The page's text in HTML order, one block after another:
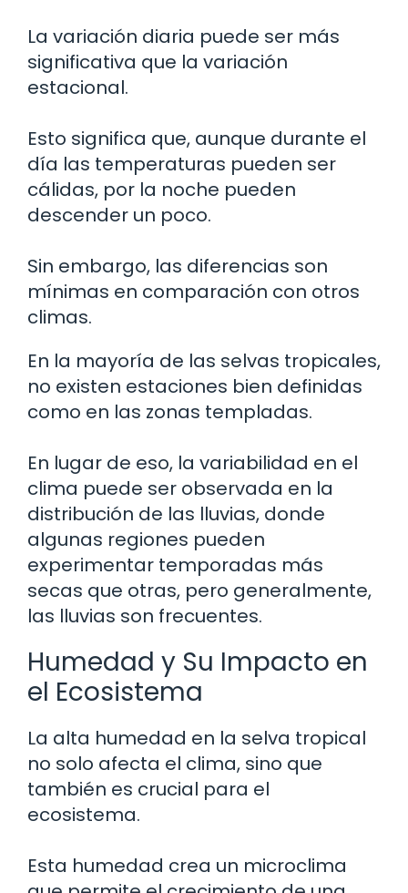
La variación diaria puede ser más
significativa que la variación
estacional.
Esto significa que, aunque durante el
día las temperaturas pueden ser
cálidas, por la noche pueden
descender un poco.
Sin embargo, las diferencias son
mínimas en comparación con otros
climas.
En la mayoría de las selvas tropicales,
no existen estaciones bien definidas
como en las zonas templadas.
En lugar de eso, la variabilidad en el
clima puede ser observada en la
distribución de las lluvias, donde
algunas regiones pueden
experimentar temporadas más
secas que otras, pero generalmente,
las lluvias son frecuentes.
Humedad y Su Impacto en
el Ecosistema
La alta humedad en la selva tropical
no solo afecta el clima, sino que
también es crucial para el
ecosistema.
Esta humedad crea un microclima